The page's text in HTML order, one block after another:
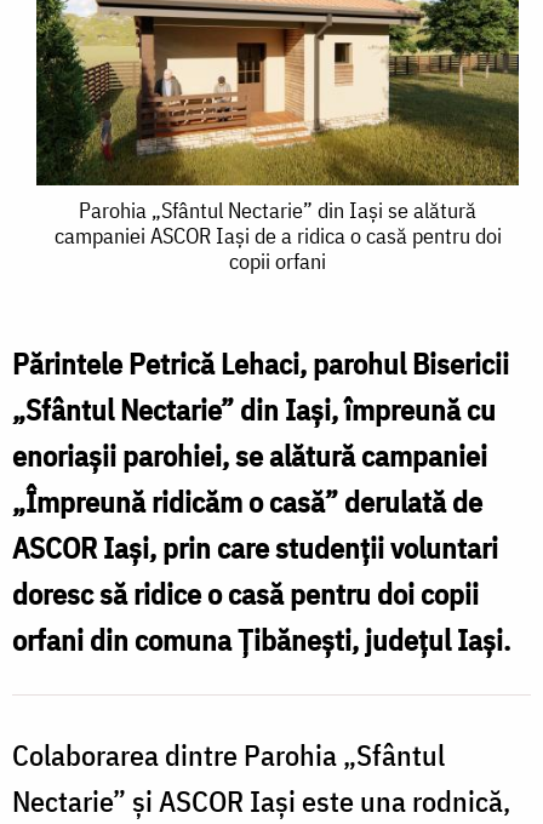
Parohia
„Sfântul
Iași
se
alătură
campaniei
ASCOR
Iași
de
o
casă
Parohia „Sfântul Nectarie” din Iași se alătură
campaniei ASCOR Iași de a ridica o casă pentru doi
copii orfani
Părintele Petrică Lehaci, parohul Bisericii
„Sfântul Nectarie” din Iași, împreună cu
enoriașii parohiei, se alătură campaniei
„Împreună ridicăm o casă” derulată de
ASCOR Iași, prin care studenții voluntari
doresc să ridice o casă pentru doi copii
orfani din comuna Țibănești, județul Iași.
Colaborarea dintre Parohia „Sfântul
Nectarie” și ASCOR Iași este una rodnică,